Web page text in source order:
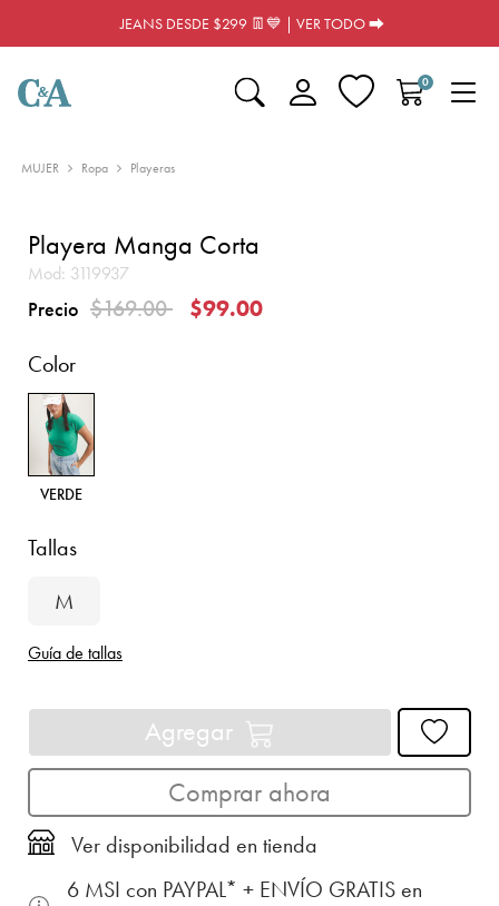
JEANS DESDE $299 👖💙 | VER TODO ⮕
0
MUJER Ropa Playeras
Playera Manga Corta
Mod: 3119937
Precio Precio reducido de
$169.00a
$99.00
Color
VERDE
Tallas
M
Guía de tallas
Agregar
Comprar ahora
Ver disponibilidad en tienda
6 MSI con PAYPAL* + ENVÍO GRATIS en